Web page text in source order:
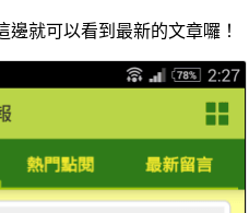
就可以看到最新的文章囉！